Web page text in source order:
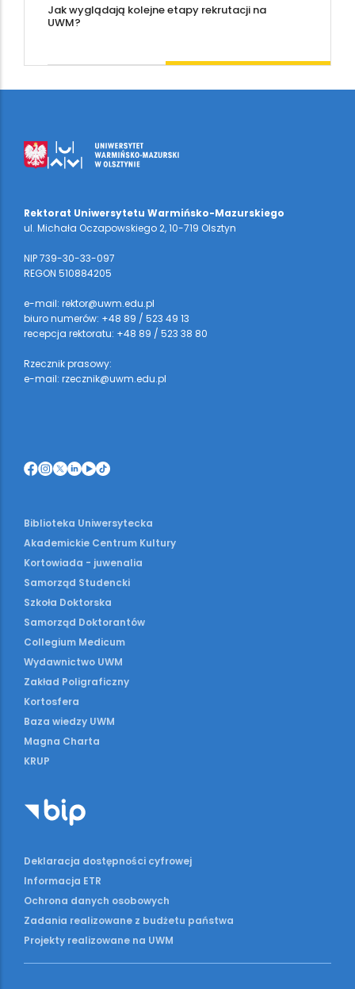
Jak wyglądają kolejne etapy rekrutacji na
UWM?
Rektorat Uniwersytetu Warmińsko-Mazurskiego
ul. Michała Oczapowskiego 2, 10-719 Olsztyn
NIP 739-30-33-097
REGON 510884205
e-mail: rektor@uwm.edu.pl
biuro numerów: +48 89 / 523 49 13
recepcja rektoratu: +48 89 / 523 38 80
Rzecznik prasowy:
e-mail: rzecznik@uwm.edu.pl
Biblioteka Uniwersytecka
Akademickie Centrum Kultury
Kortowiada - juwenalia
Samorząd Studencki
Szkoła Doktorska
Samorząd Doktorantów
Collegium Medicum
Wydawnictwo UWM
Zakład Poligraficzny
Kortosfera
Baza wiedzy UWM
Magna Charta
KRUP
Deklaracja dostępności cyfrowej
Informacja ETR
Ochrona danych osobowych
Zadania realizowane z budżetu państwa
Projekty realizowane na UWM